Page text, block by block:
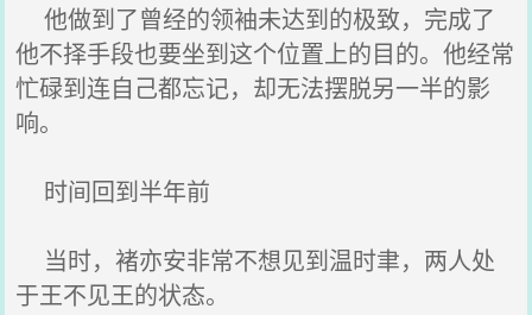
他做到了曾经的领袖未达到的极致，完成了
他不择手段也要坐到这个位置上的目的。他经常
忙碌到连自己都忘记，却无法摆脱另一半的影
响。
时间回到半年前
当时，褚亦安非常不想见到温时聿，两人处
于王不见王的状态。